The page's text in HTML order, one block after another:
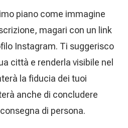
piano come immagine
magari con un link
Instagram. Ti suggerisco
città e renderla visibile nel
la fiducia dei tuoi
anche di concludere
di persona.